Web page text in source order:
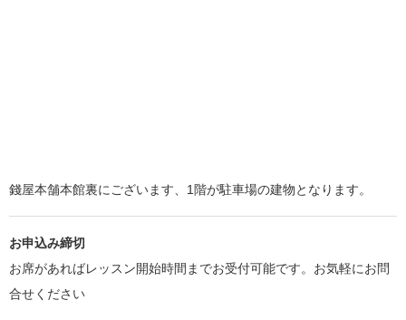
錢屋本舗本館裏にございます、1階が駐車場の建物となります。
お申込み締切
お席があればレッスン開始時間までお受付可能です。お気軽にお問
合せください